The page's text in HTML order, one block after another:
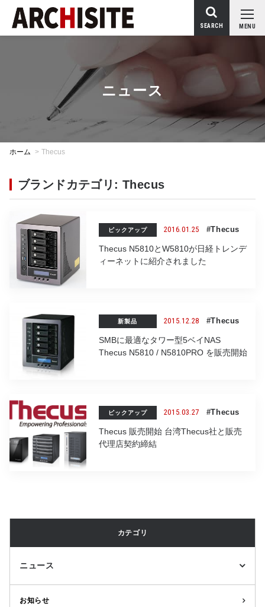
MENU
SEARCH
ニュース
ホーム > Thecus
ブランドカテゴリ: Thecus
ピックアップ 2016.01.25 #Thecus
Thecus N5810とW5810が日経トレンデ
ィーネットに紹介されました
新製品 2015.12.28 #Thecus
SMBに最適なタワー型5ベイNAS
Thecus N5810 / N5810PRO を販売開始
ピックアップ 2015.03.27 #Thecus
Thecus 販売開始 台湾Thecus社と販売
代理店契約締結
カテゴリ
ニュース
お知らせ